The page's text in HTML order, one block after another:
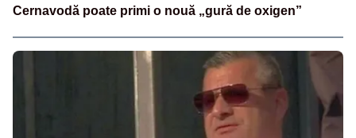
Cernavodă poate primi o nouă „gură de oxigen”